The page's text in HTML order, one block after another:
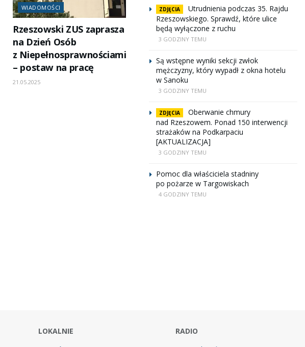
WIADOMOŚCI
Rzeszowski ZUS zaprasza
na Dzień Osób
z Niepełnosprawnościami
– postaw na pracę
21.05.2025
ZDJĘCIA
Utrudnienia podczas 35. Rajdu
Rzeszowskiego. Sprawdź, które ulice
będą wyłączone z ruchu
3 GODZINY TEMU
Są wstępne wyniki sekcji zwłok
mężczyzny, który wypadł z okna hotelu
w Sanoku
3 GODZINY TEMU
ZDJĘCIA
Oberwanie chmury
nad Rzeszowem. Ponad 150 interwencji
strażaków na Podkarpaciu
[AKTUALIZACJA]
3 GODZINY TEMU
Pomoc dla właściciela stadniny
po pożarze w Targowiskach
4 GODZINY TEMU
LOKALNIE
RADIO